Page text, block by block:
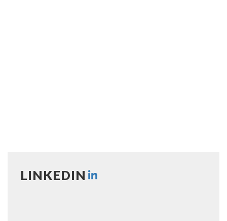
LINKEDIN